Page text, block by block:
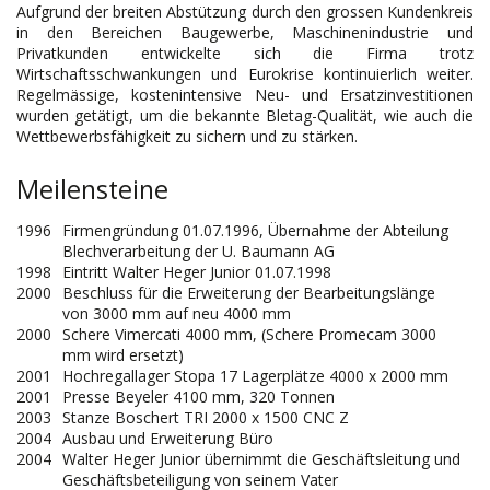
Aufgrund der breiten Abstützung durch den grossen Kundenkreis
in den Bereichen Baugewerbe, Maschinenindustrie und
Privatkunden entwickelte sich die Firma trotz
Wirtschaftsschwankungen und Eurokrise kontinuierlich weiter.
Regelmässige, kostenintensive Neu- und Ersatzinvestitionen
wurden getätigt, um die bekannte Bletag-Qualität, wie auch die
Wettbewerbsfähigkeit zu sichern und zu stärken.
Meilensteine
1996
Firmengründung 01.07.1996, Übernahme der Abteilung
Blechverarbeitung der U. Baumann AG
1998
Eintritt Walter Heger Junior 01.07.1998
2000
Beschluss für die Erweiterung der Bearbeitungslänge
von 3000 mm auf neu 4000 mm
2000 Schere Vimercati 4000 mm, (Schere Promecam 3000
mm wird ersetzt)
2001
Hochregallager Stopa 17 Lagerplätze 4000 x 2000 mm
2001
Presse Beyeler 4100 mm, 320 Tonnen
2003 Stanze Boschert TRI 2000 x 1500 CNC Z
2004 Ausbau und Erweiterung Büro
2004 Walter Heger Junior übernimmt die Geschäftsleitung und
Geschäftsbeteiligung von seinem Vater